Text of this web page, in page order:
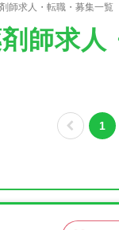
師求人・転職・募集一覧
師求人
1